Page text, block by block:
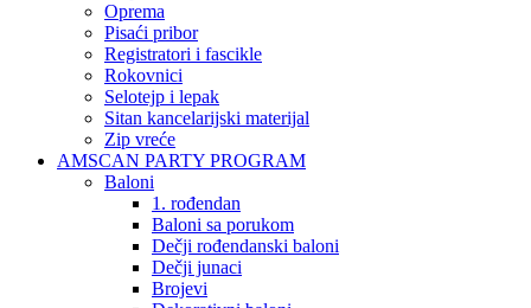
Oprema
Pisaći pribor
Registratori i fascikle
Rokovnici
Selotejp i lepak
Sitan kancelarijski materijal
Zip vreće
AMSCAN PARTY PROGRAM
Baloni
1. rođendan
Baloni sa porukom
Dečji rođendanski baloni
Dečji junaci
Brojevi